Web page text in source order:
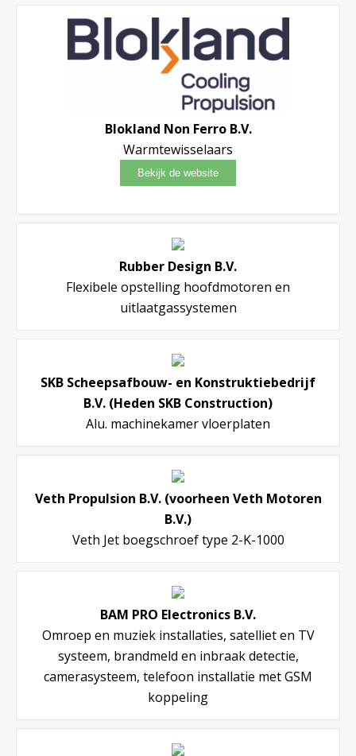
Blokland Non Ferro B.V.
Warmtewisselaars
Rubber Design B.V.
Flexibele opstelling hoofdmotoren en
uitlaatgassystemen
SKB Scheepsafbouw- en Konstruktiebedrijf
B.V. (Heden SKB Construction)
Alu. machinekamer vloerplaten
Veth Propulsion B.V. (voorheen Veth Motoren
B.V.)
Veth Jet boegschroef type 2-K-1000
BAM PRO Electronics B.V.
Omroep en muziek installaties, satelliet en TV
systeem, brandmeld en inbraak detectie,
camerasysteem, telefoon installatie met GSM
koppeling